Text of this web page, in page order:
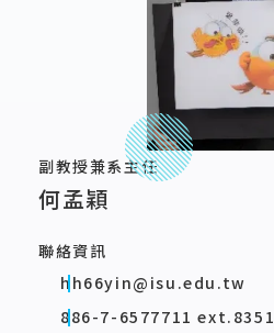
副教授兼系主任
何孟穎
聯絡資訊
hh66yin@isu.edu.tw
886-7-6577711 ext.8351